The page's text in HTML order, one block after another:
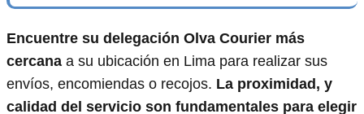
Encuentre su delegación Olva Courier más
cercana a su ubicación en Lima para realizar sus
envíos, encomiendas o recojos. La proximidad, y
calidad del servicio son fundamentales para elegir